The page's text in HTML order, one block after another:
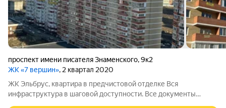
проспект имени писателя Знаменского,9к2
ЖК «7 вершин», 2 квартал 2020
ЖК Эльбрус, квартира в предчистовой отделке Вся
инфраструктура в шаговой доступности. Все документы